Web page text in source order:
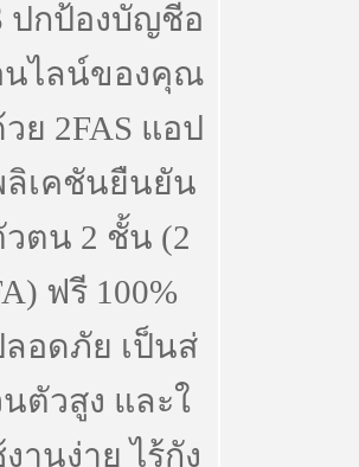
ปกป้องบัญชีอ
นไลน์ของคุณ
ย 2FAS แอป
เคชันยืนยัน
วตน 2 ชั้น (2
ฟรี 100%
อดภัย เป็นส่
ตัวสูง และใ
านง่าย ไร้กัง